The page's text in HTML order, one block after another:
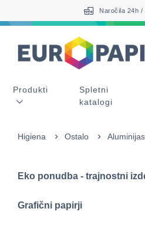
sr.skip-to.main-content
sr.skip-to.table-of-contents
sr.skip-to.main-navigationNaročila 24h /
Produkti
Spletni
katalogi
Higiena Ostalo
Eko ponudba - trajnostni
Grafični papirji